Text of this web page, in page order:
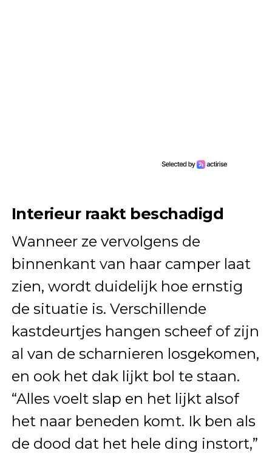
Interieur raakt beschadigd
Wanneer ze vervolgens de
binnenkant van haar camper laat
zien, wordt duidelijk hoe ernstig
de situatie is. Verschillende
kastdeurtjes hangen scheef of zijn
al van de scharnieren losgekomen,
en ook het dak lijkt bol te staan.
“Alles voelt slap en het lijkt alsof
het naar beneden komt. Ik ben als
de dood dat het hele ding instort,”